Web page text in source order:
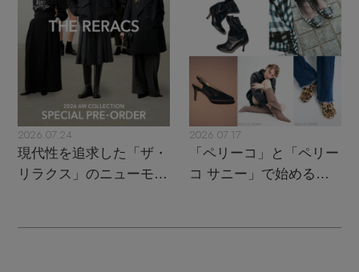
2026.07.24
現代性を追求した「ザ・
リラクス」のニューモダ
2026.07.17
「ペリーコ」と「ペリー
コ サニー」で始める秋